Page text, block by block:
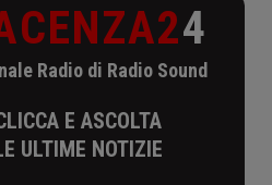
4
Radio di Radio Sound
E ASCOLTA
ULTIME NOTIZIE